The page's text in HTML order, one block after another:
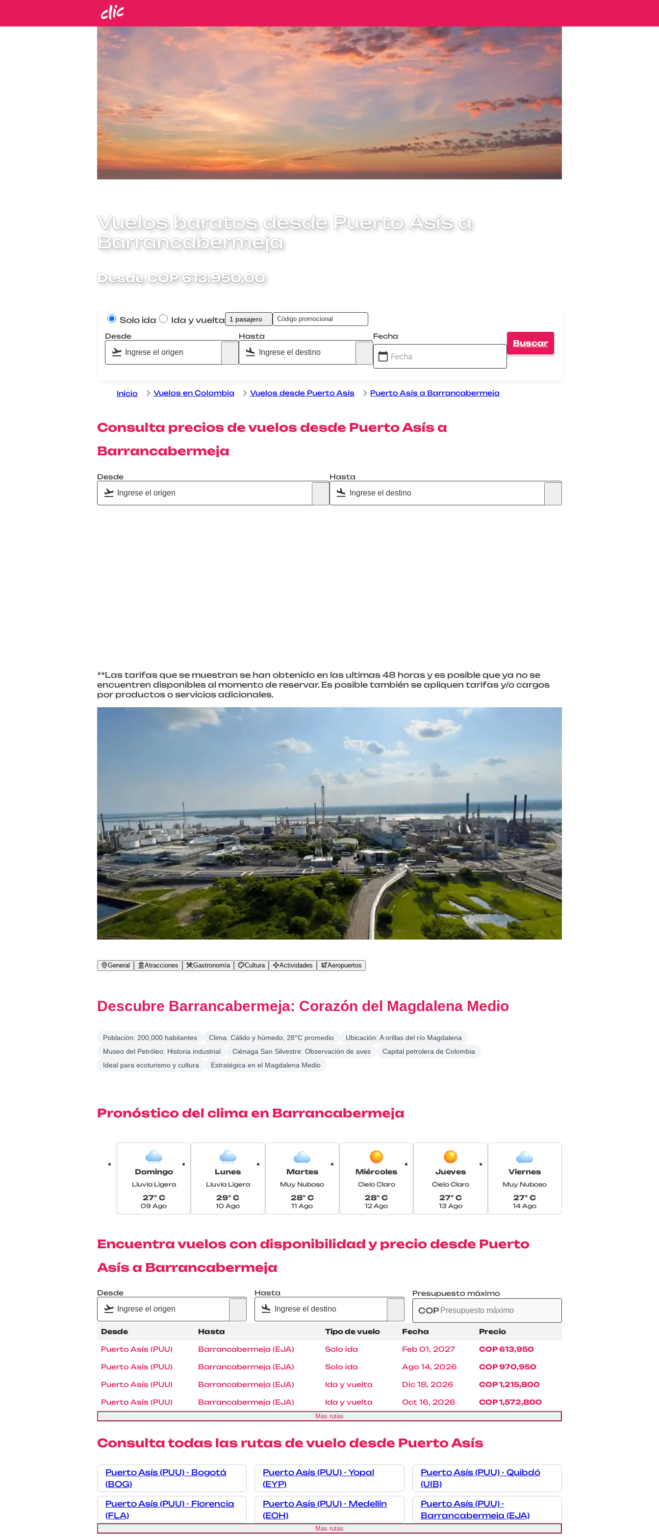
Vuelos baratos desde Puerto Asís a
Barrancabermeja
Desde COP 613.950,00
Solo ida Ida y vuelta 1 pasajero
Desde Hasta Fecha
Buscar
Inicio Vuelos en Colombia Vuelos desde Puerto Asís Puerto Asís a Barrancabermeja
Consulta precios de vuelos desde Puerto Asís a
Barrancabermeja
Desde Hasta
**Las tarifas que se muestran se han obtenido en las ultimas 48 horas y es posible que ya no se
encuentren disponibles al momento de reservar. Es posible también se apliquen tarifas y/o cargos
por productos o servicios adicionales.
General Atracciones Gastronomía Cultura Actividades Aeropuertos
Descubre Barrancabermeja: Corazón del Magdalena Medio
Población: 200,000 habitantes Clima: Cálido y húmedo, 28°C promedio
Ubicación: A orillas del río Magdalena
Museo del Petróleo: Historia industrial
Ciénaga San Silvestre: Observación de aves
Capital petrolera de Colombia
Ideal para ecoturismo y cultura
Estratégica en el Magdalena Medio
Pronóstico del clima en Barrancabermeja
Domingo
Lluvia Ligera
27° C
09 Ago
Lunes
Lluvia Ligera
29° C
10 Ago
Martes
Muy Nuboso
28° C
11 Ago
Miércoles
Cielo Claro
28° C
12 Ago
Jueves
Cielo Claro
27° C
13 Ago
Viernes
Muy Nuboso
27° C
14 Ago
Encuentra vuelos con disponibilidad y precio desde Puerto
Asís a Barrancabermeja
Desde Hasta Presupuesto máximo
COP
Desde Hasta Tipo de vuelo Fecha Precio
Puerto Asís (PUU) Barrancabermeja (EJA) Solo ida Feb 01, 2027 COP 613,950
Puerto Asís (PUU) Barrancabermeja (EJA) Solo ida Ago 14, 2026 COP 970,950
Puerto Asís (PUU) Barrancabermeja (EJA) Ida y vuelta Dic 18, 2026 COP 1,215,800
Puerto Asís (PUU) Barrancabermeja (EJA) Ida y vuelta Oct 16, 2026 COP 1,572,800
Mas rutas
Consulta todas las rutas de vuelo desde Puerto Asís
Puerto Asís (PUU) - Bogotá
(BOG)
Puerto Asís (PUU) - Yopal
(EYP)
Puerto Asís (PUU) - Quibdó
(UIB)
Puerto Asís (PUU) - Florencia
(FLA)
Puerto Asís (PUU) - Medellín
(EOH)
Puerto Asís (PUU) -
Barrancabermeja (EJA)
Mas rutas